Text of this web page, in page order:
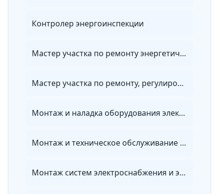
Контролер энергоинспекции
Мастер участка по ремонту энергетического оборудования, зданий и сооружений
Мастер участка по ремонту, регулировке и установке приборов учета энергии
Монтаж и наладка оборудования электрических сетей
Монтаж и техническое обслуживание электронных устройств
Монтаж систем электроснабжения и электрооборудования объектов